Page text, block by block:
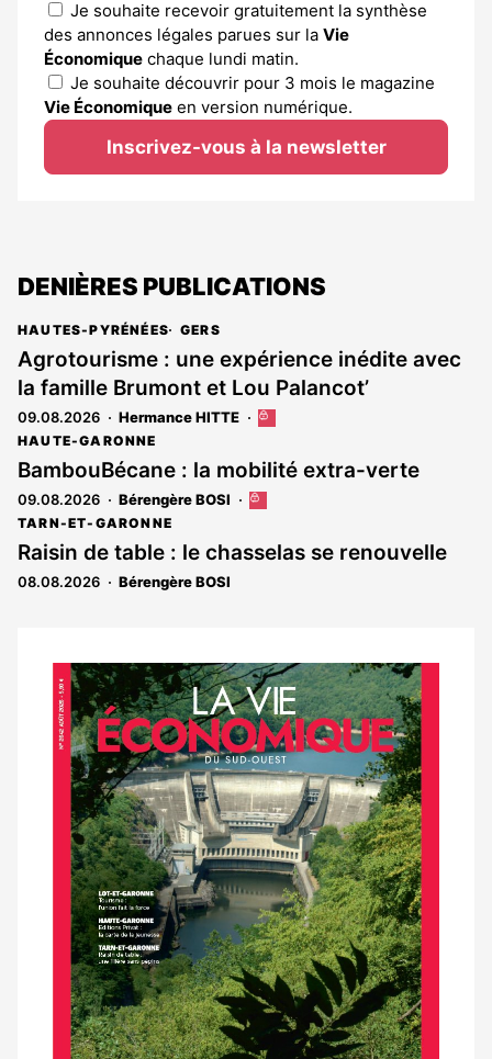
Je souhaite recevoir gratuitement la synthèse
des annonces légales parues sur la Vie
Économique chaque lundi matin.
Je souhaite découvrir pour 3 mois le magazine
Vie Économique en version numérique.
Inscrivez-vous à la newsletter
DENIÈRES PUBLICATIONS
HAUTES-PYRÉNÉES GERS
Agrotourisme : une expérience inédite avec
la famille Brumont et Lou Palancot’
09.08.2026 Hermance HITTE
Cet
est
réservé
aux
HAUTE-GARONNE
BambouBécane : la mobilité extra-verte
09.08.2026 Bérengère BOSI
Cet
réservé
TARN-ET-GARONNE
Raisin de table : le chasselas se renouvelle
08.08.2026 Bérengère BOSI
Notre
dernier
magazine